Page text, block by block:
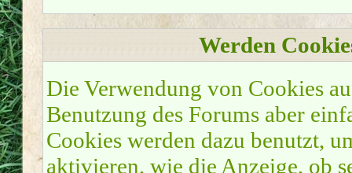
Werden
Die Verwendung von Cookies
Benutzung des Forums aber
Cookies werden dazu benutzt,
aktivieren, wie die Anzeige, ob